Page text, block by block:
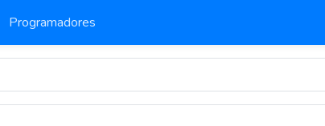
Programadores